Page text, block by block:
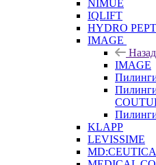
NIMUE
IQLIFT
HYDRO
IMAGE
Назад
IMAGE
KLAPP
LEVISSIME